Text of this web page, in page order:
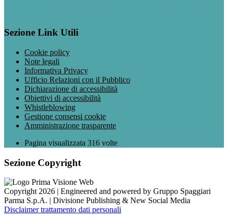
Sezione Link Utili
Cookie policy
Note legali
Informativa Privacy
Ufficio Relazioni con il Pubblico
Dichiarazione di accessibilità
Obiettivi di accessibilità
Whistleblowing
Gestione consensi cookie
Amministrazione trasparente
Pagina visualizzata 316 volte
Sezione Copyright
Copyright 2026 | Engineered and powered by Gruppo Spaggiari
Parma S.p.A. | Divisione Publishing & New Social Media
Disclaimer trattamento dati personali